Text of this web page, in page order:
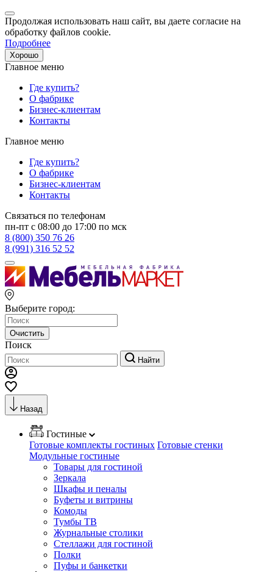
Продолжая использовать наш сайт, вы даете согласие на
обработку файлов cookie.
Подробнее
Хорошо
Главное меню
Где купить?
О фабрике
Бизнес-клиентам
Контакты
Главное меню
Где купить?
О фабрике
Бизнес-клиентам
Контакты
Связаться по телефонам
пн-пт с 08:00 до 17:00 по мск
8 (800) 350 76 26
8 (991) 316 52 52
Выберите город:
Очистить
Поиск
Найти
Назад
Гостиные
Готовые комплекты гостиных Готовые стенки
Модульные гостиные
Товары для гостиной
Зеркала
Шкафы и пеналы
Буфеты и витрины
Комоды
Тумбы ТВ
Журнальные столики
Стеллажи для гостиной
Полки
Пуфы и банкетки